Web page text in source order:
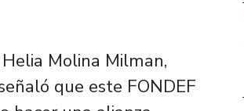
Molina Milman,
que este FONDEF